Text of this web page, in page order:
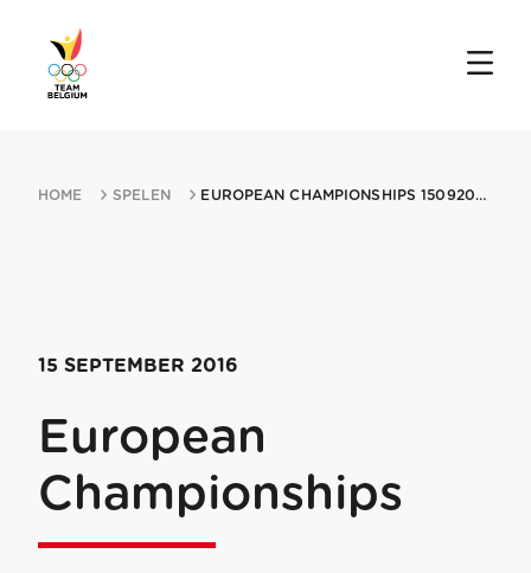
HOME SPELEN EUROPEAN CHAMPIONSHIPS 15092016 JOSSELIN
15 SEPTEMBER 2016
European
Championships